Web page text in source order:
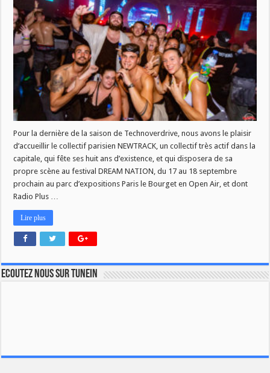
SOIR
A
21
H
:
COLLECTIF
NEWTRACK
Pour la dernière de la saison de Technoverdrive, nous avons le plaisir
d’accueillir le collectif parisien NEWTRACK, un collectif très actif dans la
capitale, qui fête ses huit ans d’existence, et qui disposera de sa
propre scène au festival DREAM NATION, du 17 au 18 septembre
prochain au parc d’expositions Paris le Bourget en Open Air, et dont
Radio Plus …
Lire plus
Ecoutez nous sur TuneIn